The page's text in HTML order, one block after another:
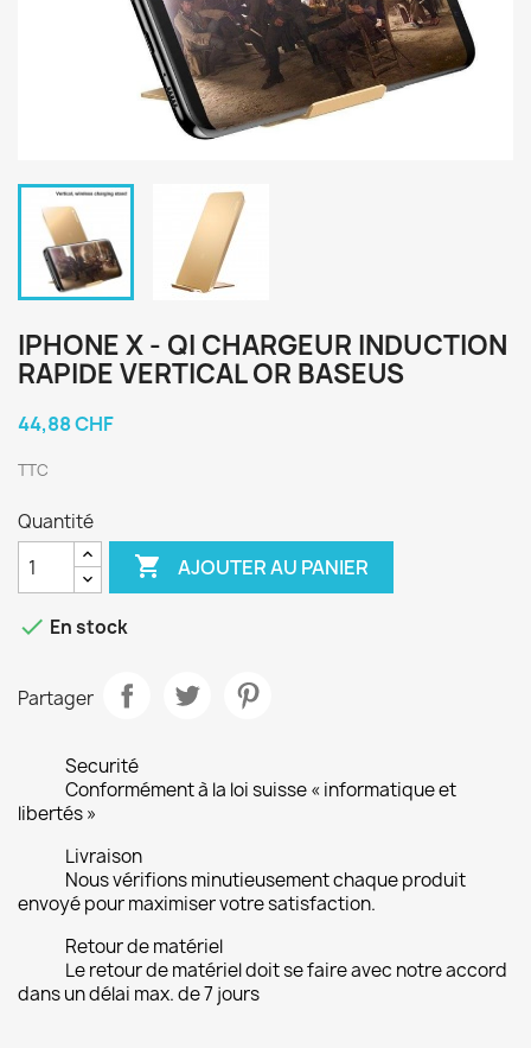
IPHONE X - QI CHARGEUR INDUCTION
RAPIDE VERTICAL OR BASEUS
44,88 CHF
TTC
Quantité
 AJOUTER AU PANIER
 En stock
Partager
Securité
Conformément à la loi suisse « informatique et
libertés »
Livraison
Nous vérifions minutieusement chaque produit
envoyé pour maximiser votre satisfaction.
Retour de matériel
Le retour de matériel doit se faire avec notre accord
dans un délai max. de 7 jours